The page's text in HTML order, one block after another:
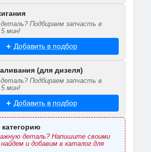
Подбираем запчасть в
5 мин!
Добавить в подбор
(для дизеля)
Подбираем запчасть в
5 мин!
Добавить в подбор
деталь? Напишите своими
и добавим в каталог для